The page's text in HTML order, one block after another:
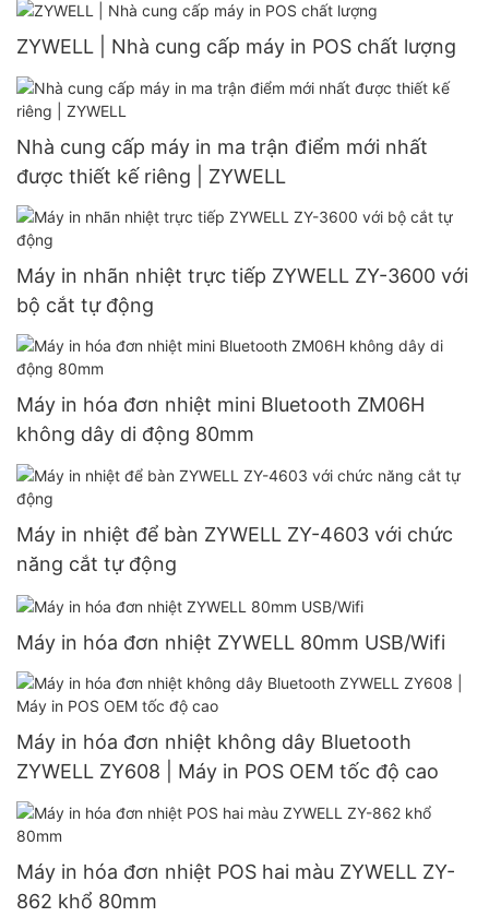
ZYWELL | Nhà cung cấp máy in POS chất lượng
Nhà cung cấp máy in ma trận điểm mới nhất
được thiết kế riêng | ZYWELL
Máy in nhãn nhiệt trực tiếp ZYWELL ZY-3600 với
bộ cắt tự động
Máy in hóa đơn nhiệt mini Bluetooth ZM06H
không dây di động 80mm
Máy in nhiệt để bàn ZYWELL ZY-4603 với chức
năng cắt tự động
Máy in hóa đơn nhiệt ZYWELL 80mm USB/Wifi
Máy in hóa đơn nhiệt không dây Bluetooth
ZYWELL ZY608 | Máy in POS OEM tốc độ cao
Máy in hóa đơn nhiệt POS hai màu ZYWELL ZY-
862 khổ 80mm